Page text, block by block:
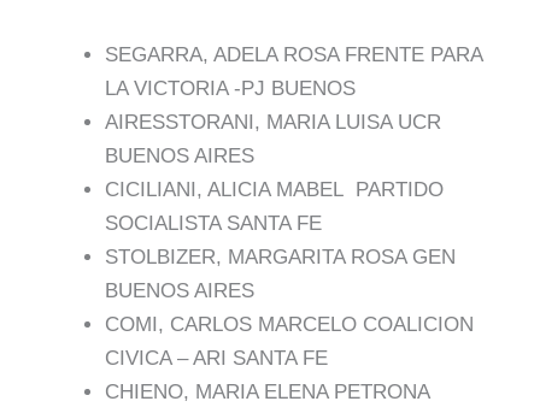
SEGARRA, ADELA ROSA FRENTE PARA
LA VICTORIA -PJ BUENOS
AIRESSTORANI, MARIA LUISA UCR
BUENOS AIRES
CICILIANI, ALICIA MABEL PARTIDO
SOCIALISTA SANTA FE
STOLBIZER, MARGARITA ROSA GEN
BUENOS AIRES
COMI, CARLOS MARCELO COALICION
CIVICA – ARI SANTA FE
CHIENO, MARIA ELENA PETRONA